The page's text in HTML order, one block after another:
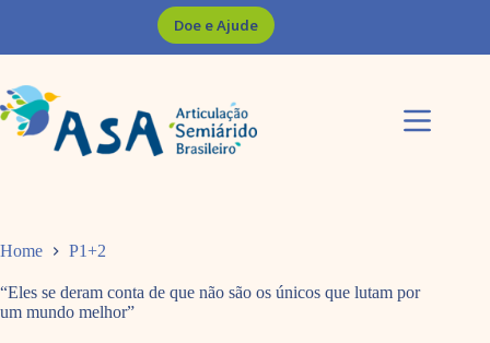
Doe e Ajude
Home P1+2
“Eles se deram conta de que não são os únicos que lutam por
um mundo melhor”